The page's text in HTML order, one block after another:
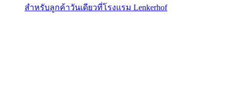
สำหรับลูกค้าวันเดียวที่โรงแรม Lenkerhof